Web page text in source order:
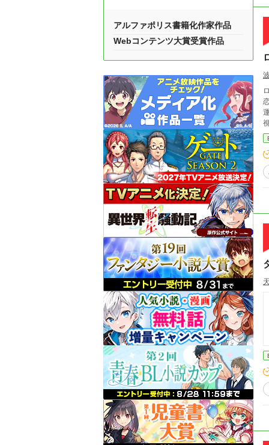
アルファポリス書籍化作家作品
Webコンテンツ大賞受賞作品